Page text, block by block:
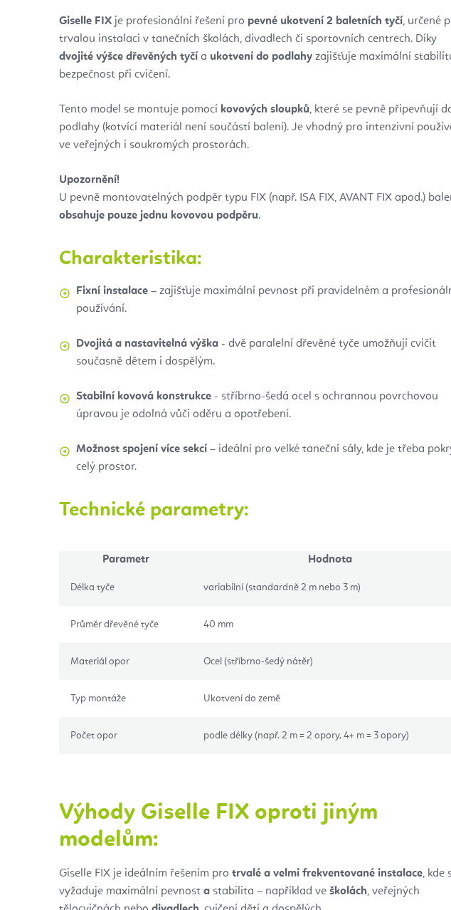
Giselle FIX je profesionální řešení pro pevné ukotvení 2 baletních tyčí, určené
trvalou instalaci v tanečních školách, divadlech či sportovních centrech. Díky
dvojité výšce dřevěných tyčí a ukotvení do podlahy zajišťuje maximální
bezpečnost při cvičení.
Tento model se montuje pomocí kovových sloupků, které se pevně připevňují
podlahy (kotvící materiál není součástí balení). Je vhodný pro intenzivní
ve veřejných i soukromých prostorách.
Upozornění!
U pevně montovatelných podpěr typu FIX (např. ISA FIX, AVANT FIX apod.)
obsahuje pouze jednu kovovou podpěru.
Charakteristika:
Fixní instalace – zajišťuje maximální pevnost při pravidelném a
používání.
Dvojitá a nastavitelná výška - dvě paralelní dřevěné tyče umožňují cvičit
současně dětem i dospělým.
Stabilní kovová konstrukce - stříbrno-šedá ocel s ochrannou povrchovou
úpravou je odolná vůči oděru a opotřebení.
Možnost spojení více sekcí – ideální pro velké taneční sály, kde je třeba
celý prostor.
Technické parametry:
Parametr Hodnota
Délka tyče variabilní (standardně 2 m nebo 3 m)
Průměr dřevěné tyče 40 mm
Materiál opor Ocel (stříbrno-šedý nátěr)
Typ montáže Ukotvení do země
Počet opor podle délky (např. 2 m = 2 opory, 4+ m = 3 opory)
Výhody Giselle FIX oproti jiným
modelům:
Giselle FIX je ideálním řešením pro trvalé a velmi frekventované instalace, kde
vyžaduje maximální pevnost a stabilita – například ve školách, veřejných